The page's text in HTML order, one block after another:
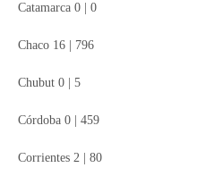
Catamarca 0 | 0
Chaco 16 | 796
Chubut 0 | 5
Córdoba 0 | 459
Corrientes 2 | 80